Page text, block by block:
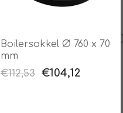
Boilersokkel Ø 760 x 70
mm
€112,53
€104,12